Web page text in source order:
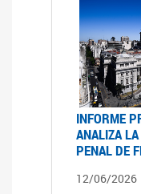
INFORME
ANALIZA
PENAL DE
12/06/2026